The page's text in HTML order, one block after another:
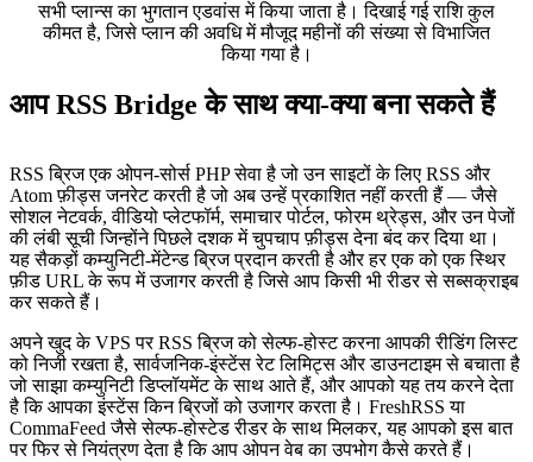
सभी प्लान्स का भुगतान एडवांस में किया जाता है। दिखाई गई राशि कुल
कीमत है, जिसे प्लान की अवधि में मौजूद महीनों की संख्या से विभाजित
किया गया है।
आप RSS Bridge के साथ क्या-क्या बना सकते हैं
RSS ब्रिज एक ओपन-सोर्स PHP सेवा है जो उन साइटों के लिए RSS और
Atom फ़ीड्स जनरेट करती है जो अब उन्हें प्रकाशित नहीं करती हैं — जैसे
सोशल नेटवर्क, वीडियो प्लेटफॉर्म, समाचार पोर्टल, फोरम थ्रेड्स, और उन पेजों
की लंबी सूची जिन्होंने पिछले दशक में चुपचाप फ़ीड्स देना बंद कर दिया था।
यह सैकड़ों कम्युनिटी-मेंटेन्ड ब्रिज प्रदान करती है और हर एक को एक स्थिर
फ़ीड URL के रूप में उजागर करती है जिसे आप किसी भी रीडर से सब्सक्राइब
कर सकते हैं।
अपने खुद के VPS पर RSS ब्रिज को सेल्फ-होस्ट करना आपकी रीडिंग लिस्ट
को निजी रखता है, सार्वजनिक-इंस्टेंस रेट लिमिट्स और डाउनटाइम से बचाता है
जो साझा कम्युनिटी डिप्लॉयमेंट के साथ आते हैं, और आपको यह तय करने देता
है कि आपका इंस्टेंस किन ब्रिजों को उजागर करता है। FreshRSS या
CommaFeed जैसे सेल्फ-होस्टेड रीडर के साथ मिलकर, यह आपको इस बात
पर फिर से नियंत्रण देता है कि आप ओपन वेब का उपभोग कैसे करते हैं।